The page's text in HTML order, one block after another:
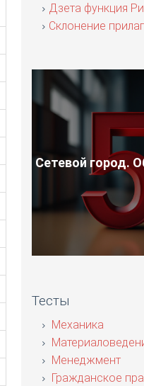
Дзета функция
Склонение
Сетевой город.
Тесты
Механика
Менеджмент
Гражданское